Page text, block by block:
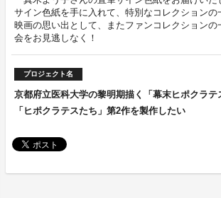
サイン色紙を手に入れて、特別なコレクションの
映画の思い出として、またファンコレクションの
会をお見逃しなく！
プロジェクト名
京都府立医科大学の黎明期描く「幕末ヒポクラテ
「ヒポクラテスたち」第2作を製作したい